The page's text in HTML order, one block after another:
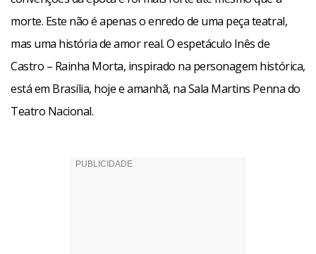
morte. Este não é apenas o enredo de uma peça teatral,
mas uma história de amor real. O espetáculo Inês de
Castro – Rainha Morta, inspirado na personagem histórica,
está em Brasília, hoje e amanhã, na Sala Martins Penna do
Teatro Nacional.